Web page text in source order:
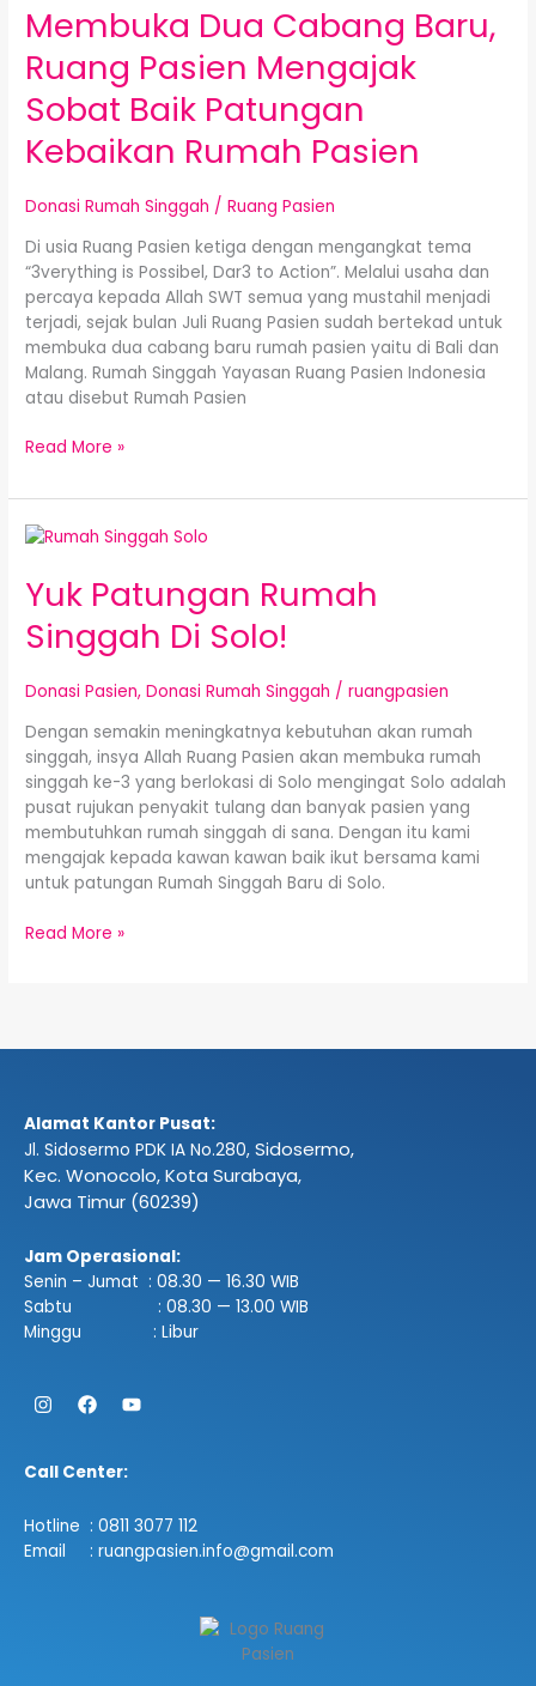
Membuka Dua Cabang Baru,
Ruang Pasien Mengajak
Sobat Baik Patungan
Kebaikan Rumah Pasien
Donasi Rumah Singgah /Ruang Pasien
Di usia Ruang Pasien ketiga dengan mengangkat tema
“3verything is Possibel, Dar3 to Action”. Melalui usaha dan
percaya kepada Allah SWT semua yang mustahil menjadi
terjadi, sejak bulan Juli Ruang Pasien sudah bertekad untuk
membuka dua cabang baru rumah pasien yaitu di Bali dan
Malang. Rumah Singgah Yayasan Ruang Pasien Indonesia
atau disebut Rumah Pasien
Cabang
Baru,
Ruang
Mengajak
Sobat
Baik
Kebaikan
Rumah
Pasien
Read More »
Yuk Patungan Rumah
Singgah Di Solo!
Donasi Pasien,Donasi Rumah Singgah /ruangpasien
Dengan semakin meningkatnya kebutuhan akan rumah
singgah, insya Allah Ruang Pasien akan membuka rumah
singgah ke-3 yang berlokasi di Solo mengingat Solo adalah
pusat rujukan penyakit tulang dan banyak pasien yang
membutuhkan rumah singgah di sana. Dengan itu kami
mengajak kepada kawan kawan baik ikut bersama kami
untuk patungan Rumah Singgah Baru di Solo.
Yuk
Rumah
Singgah
Di
Read More »
Alamat Kantor Pusat:
Jl. Sidosermo PDK IA No.280, Sidosermo,
Kec. Wonocolo, Kota Surabaya,
Jawa Timur (60239)
Jam Operasional:
Senin – Jumat : 08.30 — 16.30 WIB
Sabtu : 08.30 — 13.00 WIB
Minggu : Libur
Instagram
Facebook
Youtube
Call Center:
Hotline : 0811 3077 112
Email : ruangpasien.info@gmail.com